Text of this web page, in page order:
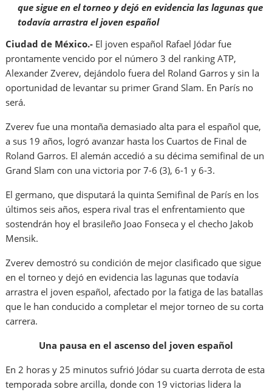
que sigue en el torneo y dejó en evidencia las lagunas que
todavía arrastra el joven español
Ciudad de México.- El joven español Rafael Jódar fue
prontamente vencido por el número 3 del ranking ATP,
Alexander Zverev, dejándolo fuera del Roland Garros y sin la
oportunidad de levantar su primer Grand Slam. En París no
será.
Zverev fue una montaña demasiado alta para el español que,
a sus 19 años, logró avanzar hasta los Cuartos de Final de
Roland Garros. El alemán accedió a su décima semifinal de un
Grand Slam con una victoria por 7-6 (3), 6-1 y 6-3.
El germano, que disputará la quinta Semifinal de París en los
últimos seis años, espera rival tras el enfrentamiento que
sostendrán hoy el brasileño Joao Fonseca y el checho Jakob
Mensik.
Zverev demostró su condición de mejor clasificado que sigue
en el torneo y dejó en evidencia las lagunas que todavía
arrastra el joven español, afectado por la fatiga de las batallas
que le han conducido a completar el mejor torneo de su corta
carrera.
Una pausa en el ascenso del joven español
En 2 horas y 25 minutos sufrió Jódar su cuarta derrota de esta
temporada sobre arcilla, donde con 19 victorias lidera la